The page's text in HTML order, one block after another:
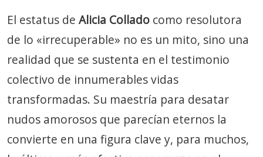
El estatus de Alicia Collado como resolutora
de lo «irrecuperable» no es un mito, sino una
realidad que se sustenta en el testimonio
colectivo de innumerables vidas
transformadas. Su maestría para desatar
nudos amorosos que parecían eternos la
convierte en una figura clave y, para muchos,